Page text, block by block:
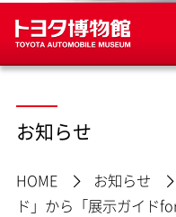
お知らせ
HOME お知らせ
ド」から「展示ガイド